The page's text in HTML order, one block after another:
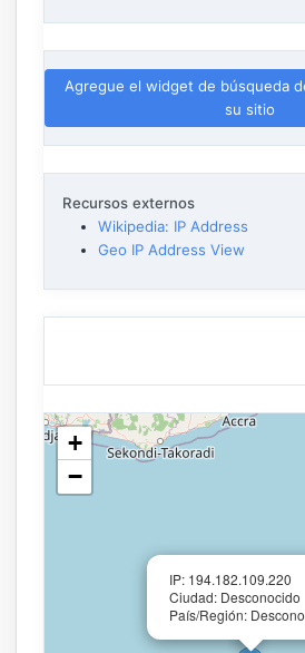
Agregue el widget de búsqueda
su sitio
Recursos externos
Wikipedia: IP Address
Geo IP Address View
IP: 194.182.109.220
Ciudad: Desconocido
País/Región:
+
−